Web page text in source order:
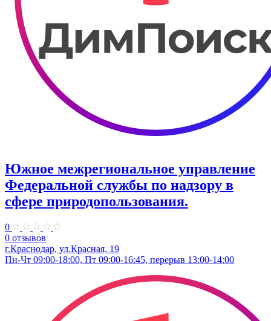
Южное межрегиональное управление
Федеральной службы по надзору в
сфере природопользования.
0
0 отзывов
г.Краснодар, ул.​Красная, 19
Пн-Чт 09:00-18:00, Пт 09:00-16:45, перерыв 13:00-14:00